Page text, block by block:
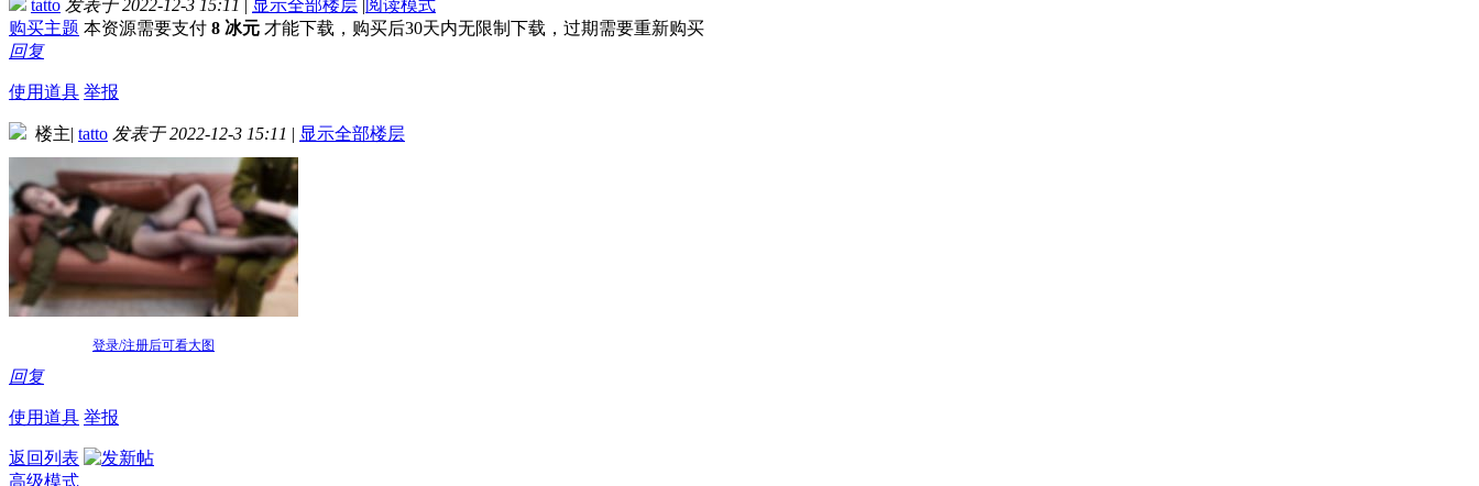
tatto 发表于 2022-12-3 15:11 | 显示全部楼层 |阅读模式
购买主题 本资源需要支付 8 冰元 才能下载，购买后30天内无限制下载，过期需要重新购买
回复
使用道具 举报
楼主| tatto 发表于 2022-12-3 15:11 | 显示全部楼层
登录/注册后可看大图
回复
使用道具 举报
返回列表
高级模式